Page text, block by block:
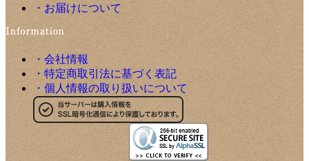
・お届けについて
・会社情報
・特定商取引法に基づく表記
・個人情報の取り扱いについて